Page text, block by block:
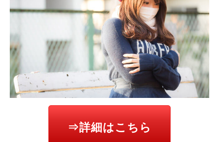
⇒詳細はこちら